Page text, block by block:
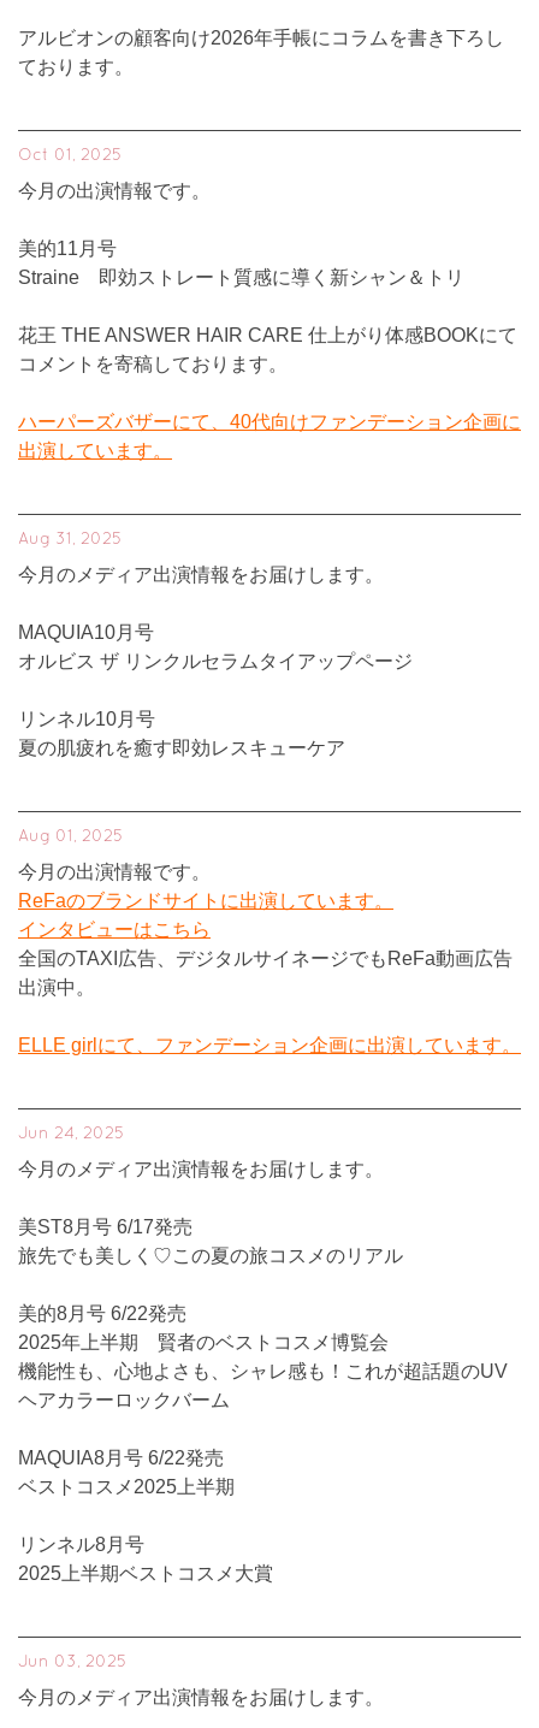
アルビオンの顧客向け2026年手帳にコラムを書き下ろし
ております。
Oct 01, 2025
今月の出演情報です。
美的11月号
Straine 即効ストレート質感に導く新シャン＆トリ
花王 THE ANSWER HAIR CARE 仕上がり体感BOOKにて
コメントを寄稿しております。
ハーパーズバザーにて、40代向けファンデーション企画に
出演しています。
Aug 31, 2025
今月のメディア出演情報をお届けします。
MAQUIA10月号
オルビス ザ リンクルセラムタイアップページ
リンネル10月号
夏の肌疲れを癒す即効レスキューケア
Aug 01, 2025
今月の出演情報です。
ReFaのブランドサイトに出演しています。
インタビューはこちら
全国のTAXI広告、デジタルサイネージでもReFa動画広告
出演中。
ELLE girlにて、ファンデーション企画に出演しています。
Jun 24, 2025
今月のメディア出演情報をお届けします。
美ST8月号 6/17発売
旅先でも美しく♡この夏の旅コスメのリアル
美的8月号 6/22発売
2025年上半期 賢者のベストコスメ博覧会
機能性も、心地よさも、シャレ感も！これが超話題のUV
ヘアカラーロックバーム
MAQUIA8月号 6/22発売
ベストコスメ2025上半期
リンネル8月号
2025上半期ベストコスメ大賞
Jun 03, 2025
今月のメディア出演情報をお届けします。